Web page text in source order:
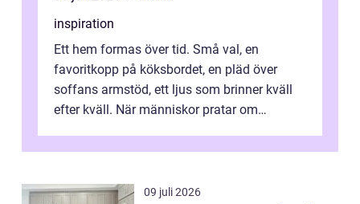
inspiration
Ett hem formas över tid. Små val, en
favoritkopp på köksbordet, en pläd över
soffans armstöd, ett ljus som brinner kväll
efter kväll. När människor pratar om
fä...
09 juli 2026